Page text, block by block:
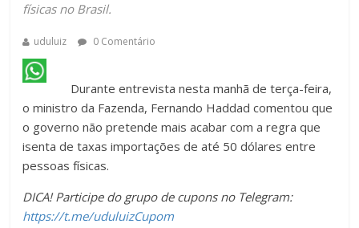
físicas no Brasil.
uduluiz 0 Comentário
Durante entrevista nesta manhã de terça-feira,
o ministro da Fazenda, Fernando Haddad comentou que
o governo não pretende mais acabar com a regra que
isenta de taxas importações de até 50 dólares entre
pessoas físicas.
DICA! Participe do grupo de cupons no Telegram:
https://t.me/uduluizCupom